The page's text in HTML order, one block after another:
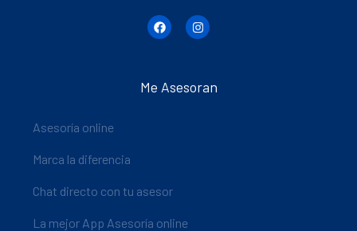
Me Asesoran
Asesoría online
Marca la diferencia
Chat directo con tu asesor
La mejor App Asesoría online